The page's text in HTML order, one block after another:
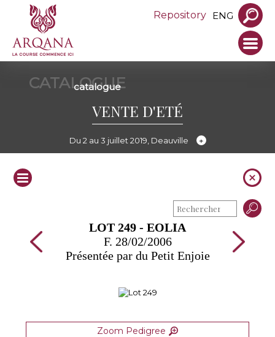
Repository ENG
CATALOGUE
catalogue
VENTE D'ETÉ
Du 2 au 3 juillet 2019, Deauville
LOT 249 - EOLIA
F. 28/02/2006
Présentée par du Petit Enjoie
Zoom Pedigree